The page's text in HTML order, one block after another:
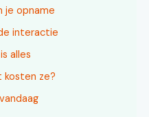
je opname
interactie
alles
kosten ze?